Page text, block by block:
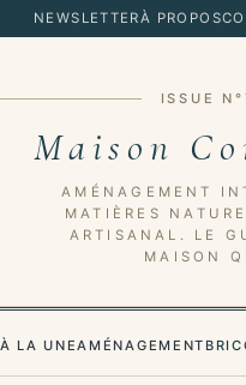
NEWSLETTERÀ PROPOS
ISSUE
Maison
AMÉNAGEMENT
MATIÈRES
ARTISANAL. LE
MAISON
À LA UNEAMÉNAGEMENT